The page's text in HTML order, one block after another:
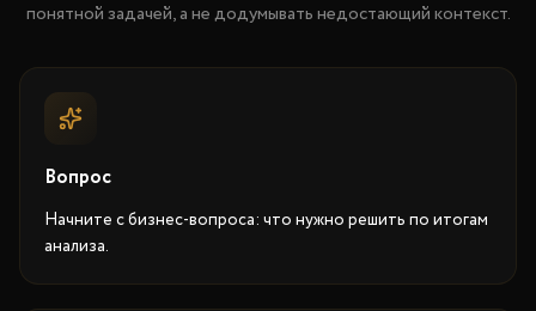
понятной задачей, а не додумывать недостающий контекст.
Вопрос
Начните с бизнес-вопроса: что нужно решить по итогам
анализа.